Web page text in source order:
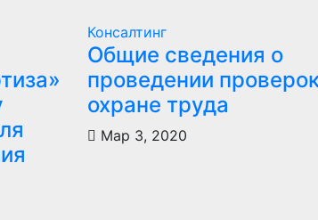
Консалтинг
Общие сведения о
проведении
охране труда
Мар 3, 2020